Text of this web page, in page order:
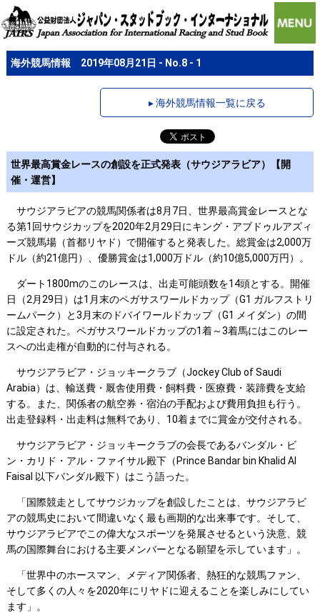
海外競馬情報 2019年08月21日 - No.8 - 1
▸ 海外競馬情報一覧に戻る
世界最高賞金レースの創設を正式発表（サウジアラビア）【開
催・運営】
サウジアラビアの競馬関係者は8月7日、世界最高賞金レースとな
る第1回サウジカップを2020年2月29日にキング・アブドゥルアズィ
ーズ競馬場（首都リヤド）で開催すると発表した。総賞金は2,000万
ドル（約21億円）、優勝賞金は1,000万ドル（約10億5,000万円）。
ダート1800mのこのレースは、出走可能頭数を14頭とする。開催
日（2月29日）は1月末のペガサスワールドカップ（G1 ガルフストリ
ームパーク）と3月末のドバイワールドカップ（G1 メイダン）の間
に設定された。ペガサスワールドカップの1着～3着馬にはこのレー
スへの出走権が自動的に付与される。
サウジアラビア・ジョッキークラブ（Jockey Club of Saudi
Arabia）は、輸送費・厩舎使用費・飼料費・医療費・装蹄費を支給
する。また、関係者の航空券・宿泊の手配および費用負担も行う。
出走登録料・出走料は無料であり、10着までに賞金が交付される。
サウジアラビア・ジョッキークラブの会長であるバンダル・ビ
ン・カリド・アル・ファイサル殿下（Prince Bandar bin Khalid Al
Faisal 以下バンダル殿下）はこう語った。
「国際競走としてサウジカップを創設したことは、サウジアラビ
アの競馬史において間違いなく最も画期的な出来事です。そして、
サウジアラビアでこの偉大なスポーツを発展させるという決意、競
馬の国際舞台における主要メンバーとなる願望を示しています」。
「世界中のホースマン、メディア関係者、熱狂的な競馬ファン、
そして多くの人々を2020年にリヤドに迎えることを楽しみにしてい
ます」。